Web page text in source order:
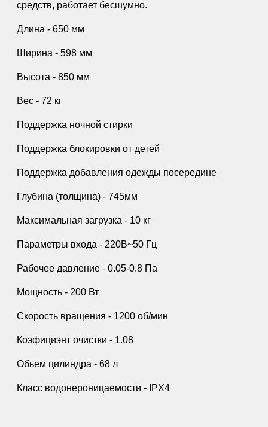
средств, работает бесшумно.
Длина - 650 мм
Ширина - 598 мм
Высота - 850 мм
Вес - 72 кг
Поддержка ночной стирки
Поддержка блокировки от детей
Поддержка добавления одежды посередине
Глубина (толщина) - 745мм
Максимальная загрузка - 10 кг
Параметры входа - 220В~50 Гц
Рабочее давление - 0.05-0.8 Па
Мощность - 200 Вт
Скорость вращения - 1200 об/мин
Коэфициэнт очистки - 1.08
Обьем цилиндра - 68 л
Класс водонероницаемости - IPX4